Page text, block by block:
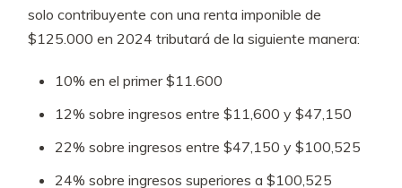
solo contribuyente con una renta imponible de
$125.000 en 2024 tributará de la siguiente manera:
10% en el primer $11.600
12% sobre ingresos entre $11,600 y $47,150
22% sobre ingresos entre $47,150 y $100,525
24% sobre ingresos superiores a $100,525